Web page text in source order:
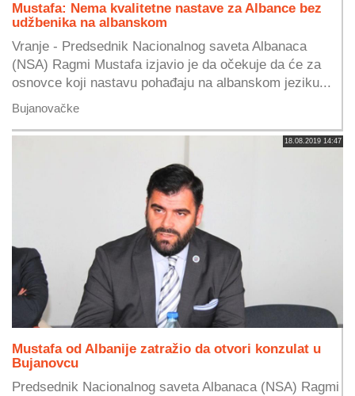
Mustafa: Nema kvalitetne nastave za Albance bez
udžbenika na albanskom
Vranje - Predsednik Nacionalnog saveta Albanaca
(NSA) Ragmi Mustafa izjavio je da očekuje da će za
osnovce koji nastavu pohađaju na albanskom jeziku...
Bujanovačke
18.08.2019 14:47
Mustafa od Albanije zatražio da otvori konzulat u
Bujanovcu
Predsednik Nacionalnog saveta Albanaca (NSA) Ragmi